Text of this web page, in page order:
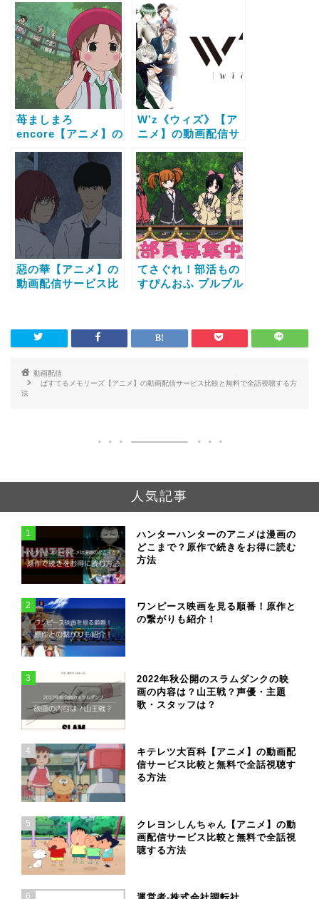
較と無料で全話視聴
する方法
料で全話視聴する方
法
苺ましまろ
encore【アニメ】の
較と無料で全話視聴
する方法
W’z《ウィズ》【ア
ニメ】の動画配信サ
全話視聴する方法
惡の華【アニメ】の
動画配信サービス比
てさぐれ！部活もの
すぴんおふ プルプル
料で全話視聴する方
動画配信
ぱすてるメモリーズ【アニメ】の動画配信サービス比較と無料で全話視聴する方
法
人気記事
1
ハンターハンターのアニメは漫画の
どこまで？原作で続きをお得に読む
方法
2
ワンピース映画を見る順番！原作と
の繋がりも紹介！
3
2022年秋公開のスラムダンクの映
画の内容は？山王戦？声優・主題
歌・スタッフは？
4
キテレツ大百科【アニメ】の動画配
信サービス比較と無料で全話視聴す
る方法
5
クレヨンしんちゃん【アニメ】の動
画配信サービス比較と無料で全話視
聴する方法
6